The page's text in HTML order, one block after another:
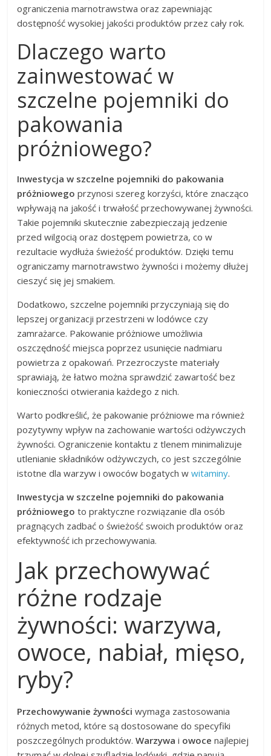
ograniczenia marnotrawstwa oraz zapewniając
dostępność wysokiej jakości produktów przez cały rok.
Dlaczego warto
zainwestować w
szczelne pojemniki do
pakowania
próżniowego?
Inwestycja w szczelne pojemniki do pakowania
próżniowego przynosi szereg korzyści, które znacząco
wpływają na jakość i trwałość przechowywanej żywności.
Takie pojemniki skutecznie zabezpieczają jedzenie
przed wilgocią oraz dostępem powietrza, co w
rezultacie wydłuża świeżość produktów. Dzięki temu
ograniczamy marnotrawstwo żywności i możemy dłużej
cieszyć się jej smakiem.
Dodatkowo, szczelne pojemniki przyczyniają się do
lepszej organizacji przestrzeni w lodówce czy
zamrażarce. Pakowanie próżniowe umożliwia
oszczędność miejsca poprzez usunięcie nadmiaru
powietrza z opakowań. Przezroczyste materiały
sprawiają, że łatwo można sprawdzić zawartość bez
konieczności otwierania każdego z nich.
Warto podkreślić, że pakowanie próżniowe ma również
pozytywny wpływ na zachowanie wartości odżywczych
żywności. Ograniczenie kontaktu z tlenem minimalizuje
utlenianie składników odżywczych, co jest szczególnie
istotne dla warzyw i owoców bogatych wwitaminy.
Inwestycja w szczelne pojemniki do pakowania
próżniowego to praktyczne rozwiązanie dla osób
pragnących zadbać o świeżość swoich produktów oraz
efektywność ich przechowywania.
Jak przechowywać
różne rodzaje
żywności: warzywa,
owoce, nabiał, mięso,
ryby?
Przechowywanie żywności wymaga zastosowania
różnych metod, które są dostosowane do specyfiki
poszczególnych produktów.Warzywa i owoce najlepiej